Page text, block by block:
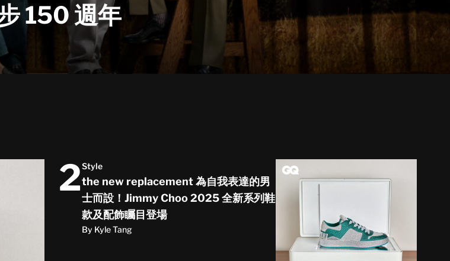
150 週年
2Style
the new replacement 為自我表達的男
士而設！Jimmy Choo 2025 全新系列鞋
款及配飾矚目登場
By Kyle Tang